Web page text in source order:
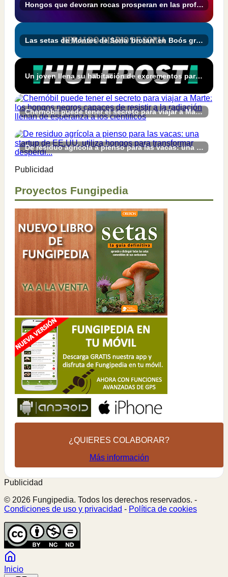
Hongos que devoran rocas prosperan en las profundidades de la Tierra
Las setas de Montes de Soria 'brotan' en Boós gracias a MICOhábitats - Heraldo-Diario de Soria
Un joven llena su habitación de excrementos para grabar los hongos que crecen en ellos: "Tengo un compañero de piso muy comprensivo"
Chernóbil puede tener el secreto para viajar a Marte: los hongos negros capaces de resistir a la radiación llenan de esperanza a los científicos
De residuo agrícola a pienso para las vacas: una startup de EE.UU. utiliza hongos para transformar desperdi...
Publicidad
Proyectos Fungipedia
¿QUIERES COLABORAR?
Más información
Publicidad
© 2026 Fungipedia. Todos los derechos reservados. -
Condiciones de uso y privacidad - Política de cookies
Inicio